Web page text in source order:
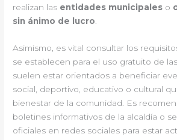
realizan las entidades municipales o
sin ánimo de lucro
Asimismo, es vital consultar los
se establecen para el uso gratuito de
suelen estar orientados a beneficiar
social, deportivo, educativo o cultural
bienestar de la comunidad. Es
boletines informativos de la alcaldía o
oficiales en redes sociales para estar